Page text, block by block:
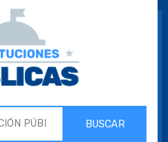
BUSCAR